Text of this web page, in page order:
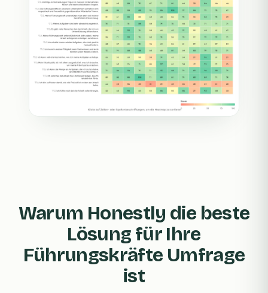
Warum Honestly die beste
Lösung für Ihre
Führungskräfte Umfrage
ist